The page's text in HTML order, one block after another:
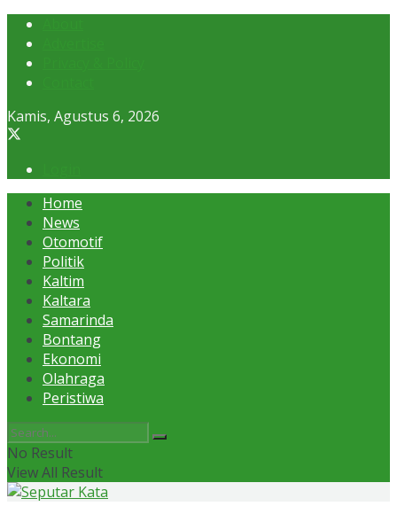
Kamis, Agustus 6, 2026
Home
News
Otomotif
Politik
Kaltim
Kaltara
Samarinda
Bontang
Ekonomi
Olahraga
Peristiwa
No Result
View All Result